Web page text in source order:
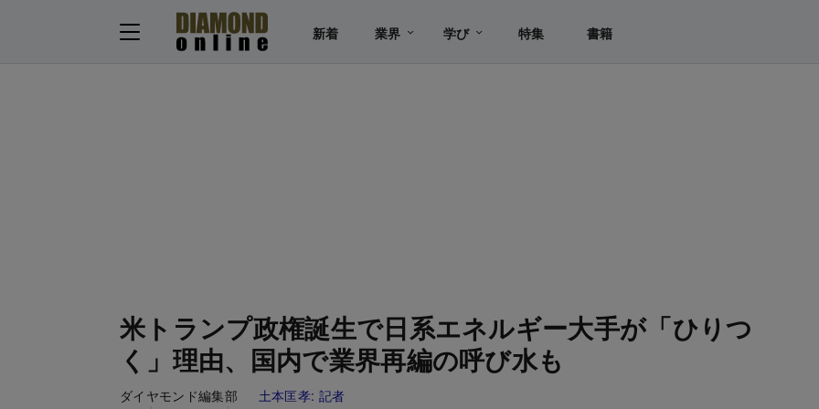
新着 業界 学び 特集 書籍
米トランプ政権誕生で日系エネルギー大手が「ひりつ
く」理由、国内で業界再編の呼び水も
ダイヤモンド編集部 土本匡孝: 記者